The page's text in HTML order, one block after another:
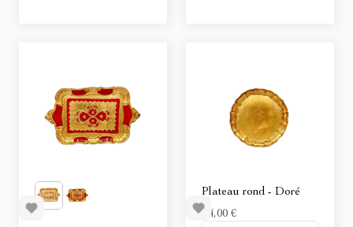
Plateau rond - Doré
24,00 €